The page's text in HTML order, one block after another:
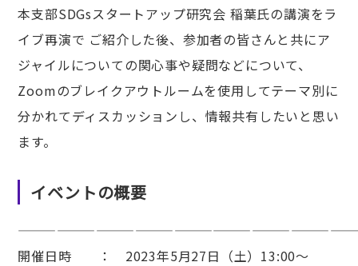
本支部SDGsスタートアップ研究会 稲葉氏の講演をラ
イブ再演で ご紹介した後、参加者の皆さんと共にア
ジャイルについての関心事や疑問などについて、
Zoomのブレイクアウトルームを使用してテーマ別に
分かれてディスカッションし、情報共有したいと思い
ます。
イベントの概要
開催日時 ： 2023年5月27日（土）13:00〜